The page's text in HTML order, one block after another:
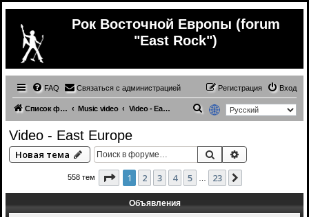
Рок Восточной Европы (forum
"East Rock")
FAQ Связаться с администрацией Вход
Регистрация
Список форумов Music video Video - East Europe
с
Video - East Europe
Новая тема Поиск
558 тем Страница из 23
1 2 3 4 5 23
Объявления